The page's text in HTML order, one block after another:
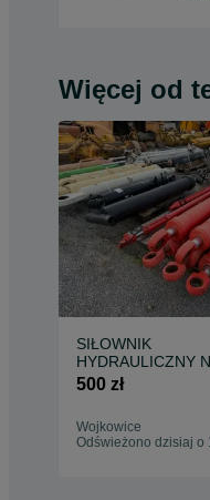
Więcej od
SIŁOWNIK
HYDRAULICZNY
wiertnicy prasy
500 zł
Wojkowice
Odświeżono dzisiaj o